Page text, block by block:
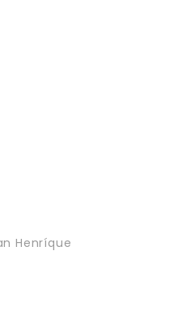
Henríque